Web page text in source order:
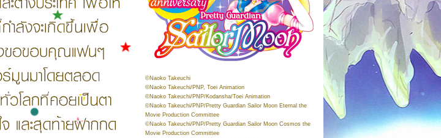
©Naoko Takeuchi
©Naoko Takeuchi/PNP, Toei Animation
©Naoko Takeuchi/PNP/Kodansha/Toei Animation
©Naoko Takeuchi/PNP/Pretty Guardian Sailor Moon Eternal the
Movie Production Committee
©Naoko Takeuchi/PNP/Pretty Guardian Sailor Moon Cosmos the
Movie Production Committee